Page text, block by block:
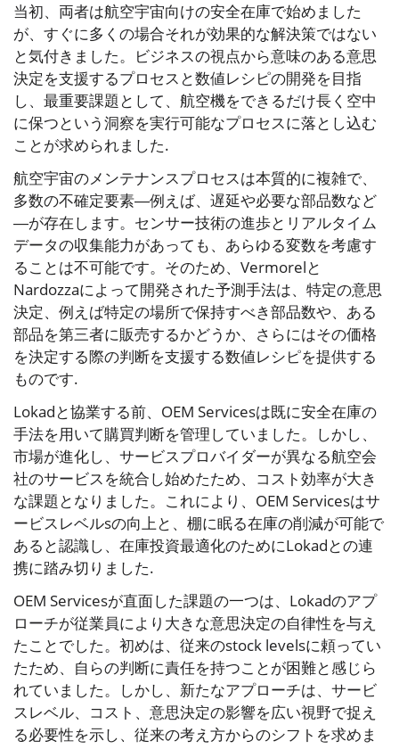
当初、両者は航空宇宙向けの安全在庫で始めました
が、すぐに多くの場合それが効果的な解決策ではない
と気付きました。ビジネスの視点から意味のある意思
決定を支援するプロセスと数値レシピの開発を目指
し、最重要課題として、航空機をできるだけ長く空中
に保つという洞察を実行可能なプロセスに落とし込む
ことが求められました.
航空宇宙のメンテナンスプロセスは本質的に複雑で、
多数の不確定要素―例えば、遅延や必要な部品数など
―が存在します。センサー技術の進歩とリアルタイム
データの収集能力があっても、あらゆる変数を考慮す
ることは不可能です。そのため、Vermorelと
Nardozzaによって開発された予測手法は、特定の意思
決定、例えば特定の場所で保持すべき部品数や、ある
部品を第三者に販売するかどうか、さらにはその価格
を決定する際の判断を支援する数値レシピを提供する
ものです.
Lokadと協業する前、OEM Servicesは既に安全在庫の
手法を用いて購買判断を管理していました。しかし、
市場が進化し、サービスプロバイダーが異なる航空会
社のサービスを統合し始めたため、コスト効率が大き
な課題となりました。これにより、OEM Servicesはサ
ービスレベルsの向上と、棚に眠る在庫の削減が可能で
あると認識し、在庫投資最適化のためにLokadとの連
携に踏み切りました.
OEM Servicesが直面した課題の一つは、Lokadのアプ
ローチが従業員により大きな意思決定の自律性を与え
たことでした。初めは、従来のstock levelsに頼ってい
たため、自らの判断に責任を持つことが困難と感じら
れていました。しかし、新たなアプローチは、サービ
スレベル、コスト、意思決定の影響を広い視野で捉え
る必要性を示し、従来の考え方からのシフトを求めま